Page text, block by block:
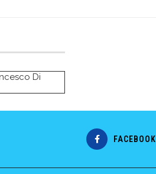
Di
FACEBOOK